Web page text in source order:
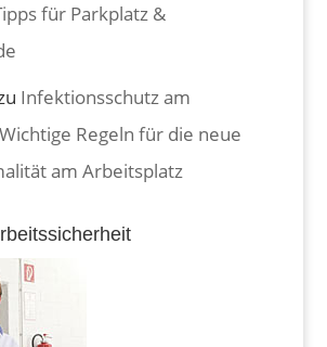
für Parkplatz &
Infektionsschutz am
Regeln für die neue
am Arbeitsplatz